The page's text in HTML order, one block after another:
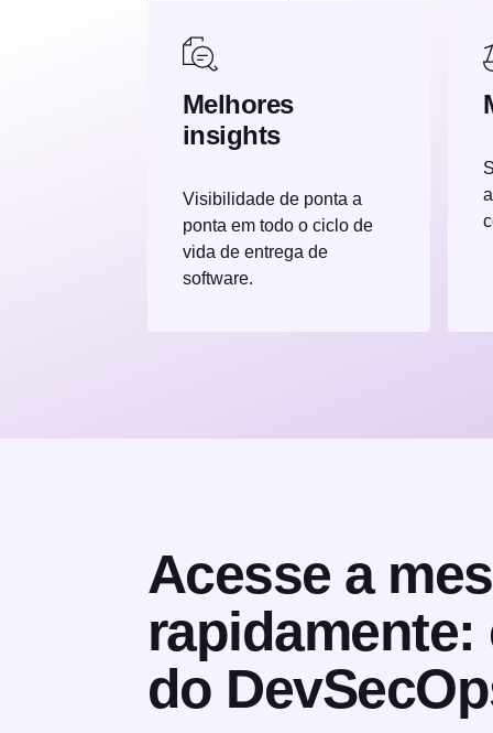
Melhores
insights
Visibilidade de ponta a
ponta em todo o ciclo de
vida de entrega de
software.
Acesse a
do